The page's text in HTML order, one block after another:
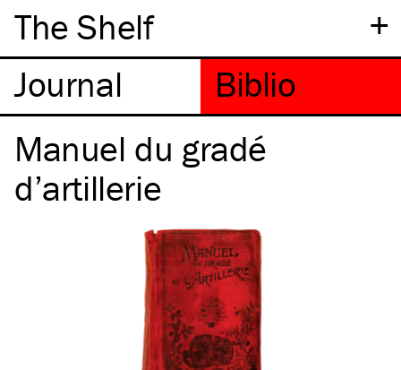
+
The Shelf
Manuel du gradé
d’artillerie